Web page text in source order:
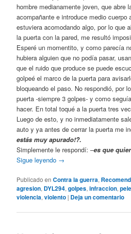
hombre medianamente joven, que abre
acompañante e introduce medio cuerpo
estuviera acomodando algo, por lo que
la puerta con la pared, me resultó
Esperé un momentito, y como parecía
hubiera alguien que no podía pasar,
que el ruido que produce se puede
golpeé el marco de la puerta para
bloqueando el paso. No respondió, por
puerta -siempre 3 golpes- y como
hacer. En total toqué a la puerta tres
Luego de esto, y no inmediatamente
auto y ya antes de cerrar la puerta me
estás muy apurado!?.
Simplemente le respondí: –es que
Sigue leyendo →
Publicado en Contra la guerra,
agresion, DYL294,golpes,infraccion,
violencia,violento | Deja un comentario